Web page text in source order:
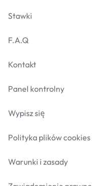
Stawki
F.A.Q
Kontakt
Panel kontrolny
Wypisz się
Polityka plików cookies
Warunki i zasady